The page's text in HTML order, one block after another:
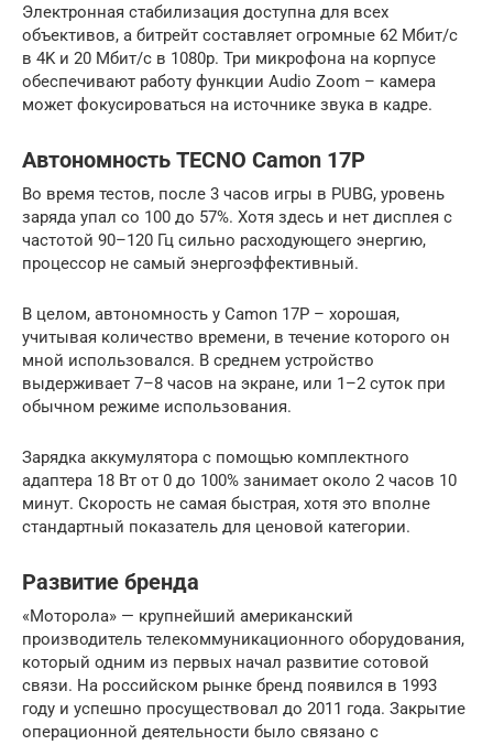
Электронная стабилизация доступна для всех
объективов, а битрейт составляет огромные 62 Мбит/с
в 4K и 20 Мбит/с в 1080p. Три микрофона на корпусе
обеспечивают работу функции Audio Zoom – камера
может фокусироваться на источнике звука в кадре.
Автономность TECNO Camon 17P
Во время тестов, после 3 часов игры в PUBG, уровень
заряда упал со 100 до 57%. Хотя здесь и нет дисплея с
частотой 90–120 Гц сильно расходующего энергию,
процессор не самый энергоэффективный.
В целом, автономность у Camon 17P – хорошая,
учитывая количество времени, в течение которого он
мной использовался. В среднем устройство
выдерживает 7–8 часов на экране, или 1–2 суток при
обычном режиме использования.
Зарядка аккумулятора с помощью комплектного
адаптера 18 Вт от 0 до 100% занимает около 2 часов 10
минут. Скорость не самая быстрая, хотя это вполне
стандартный показатель для ценовой категории.
Развитие бренда
«Моторола» — крупнейший американский
производитель телекоммуникационного оборудования,
который одним из первых начал развитие сотовой
связи. На российском рынке бренд появился в 1993
году и успешно просуществовал до 2011 года. Закрытие
операционной деятельности было связано с